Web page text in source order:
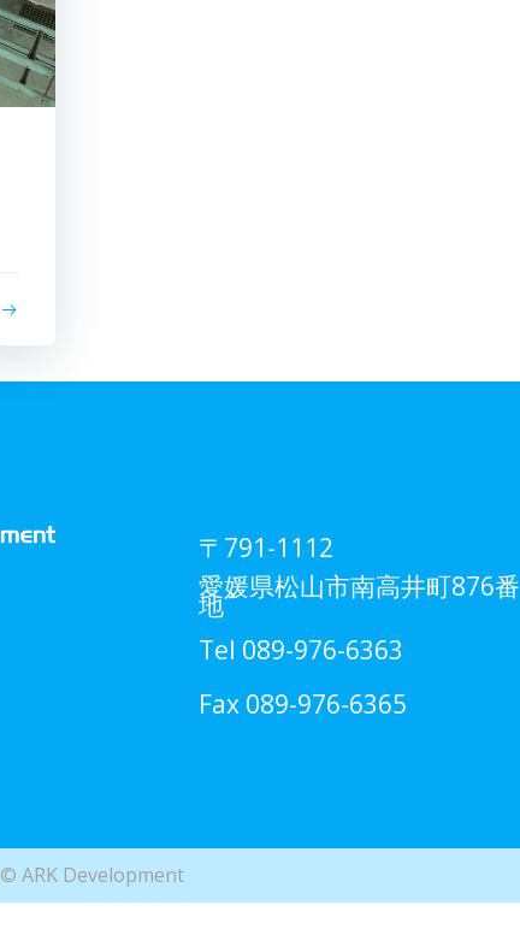
〒791-1112
愛媛県松山市南高井町876番
地
Tel 089-976-6363
Fax 089-976-6365
© ARK Development